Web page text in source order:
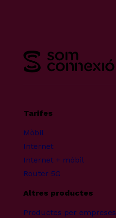
Tarifes
Mòbil
Internet
Internet + mòbil
Router 5G
Altres productes
Productes per empreses